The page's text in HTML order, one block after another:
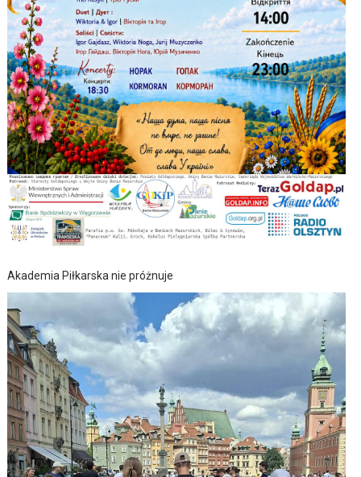
Akademia Piłkarska nie próżnuje